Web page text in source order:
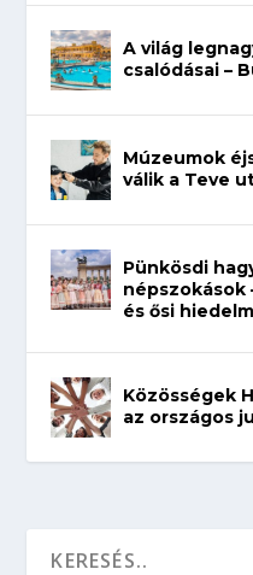
A világ
csalódásai –
Múzeumok
válik a Teve
Pünkösdi
népszokások
és ősi
Közösségek
az országos